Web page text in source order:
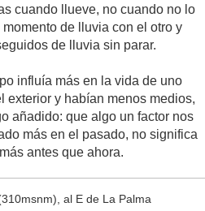
cuando llueve, no cuando no lo
de lluvia con el otro y
de lluvia sin parar.
influía más en la vida de uno
exterior y habían menos medios,
añadido: que algo un factor nos
más en el pasado, no significa
antes que ahora.
al E de La Palma